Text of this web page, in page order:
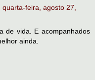
quarta-feira, agosto 27,
de vida. E acompanhados
ainda.